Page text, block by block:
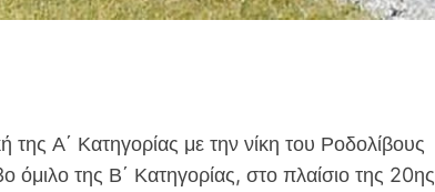
Α΄ Κατηγορίας με την νίκη του Ροδολίβους
όμιλο της Β΄ Κατηγορίας, στο πλαίσιο της 20ης